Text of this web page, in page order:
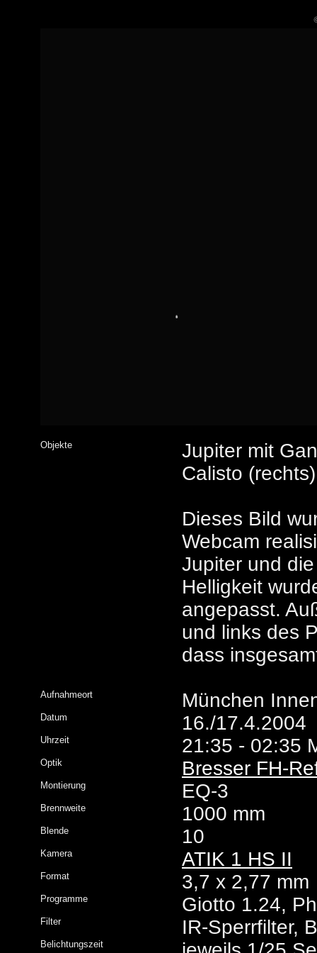
Objekte
Jupiter mit
Calisto (rechts)
Dieses Bild
Webcam
Jupiter und
Helligkeit
angepasst.
und links des
dass
Aufnahmeort München
Datum 16./17.4.2004
Uhrzeit 21:35 - 02:35
Optik Bresser FH-
Montierung EQ-3
Brennweite 1000 mm
Blende 10
Kamera ATIK 1 HS II
Format 3,7 x 2,77 mm
Programme Giotto 1.24,
Filter IR-Sperrfilter,
Belichtungszeit